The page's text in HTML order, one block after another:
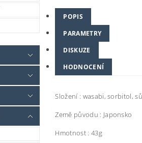
POPIS
PARAMETRY
DISKUZE
HODNOCENÍ
Složení : wasabi, sorbitol,
Země původu : Japonsko
Hmotnost : 43g